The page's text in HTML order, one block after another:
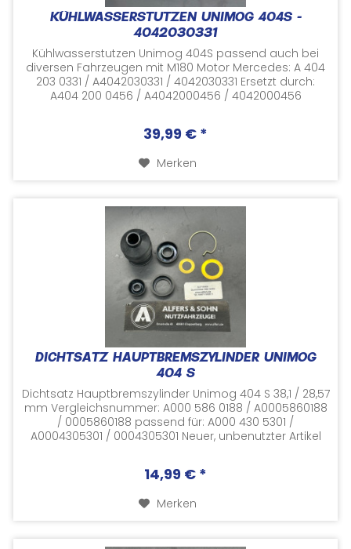
KÜHLWASSERSTUTZEN UNIMOG 404S -
4042030331
Kühlwasserstutzen Unimog 404S passend auch bei
diversen Fahrzeugen mit M180 Motor Mercedes: A 404
203 0331 / A4042030331 / 4042030331 Ersetzt durch:
A404 200 0456 / A4042000456 / 4042000456
39,99 € *
Merken
DICHTSATZ HAUPTBREMSZYLINDER UNIMOG
404 S
Dichtsatz Hauptbremszylinder Unimog 404 S 38,1 / 28,57
mm Vergleichsnummer: A000 586 0188 / A0005860188
/ 0005860188 passend für: A000 430 5301 /
A0004305301 / 0004305301 Neuer, unbenutzter Artikel
14,99 € *
Merken